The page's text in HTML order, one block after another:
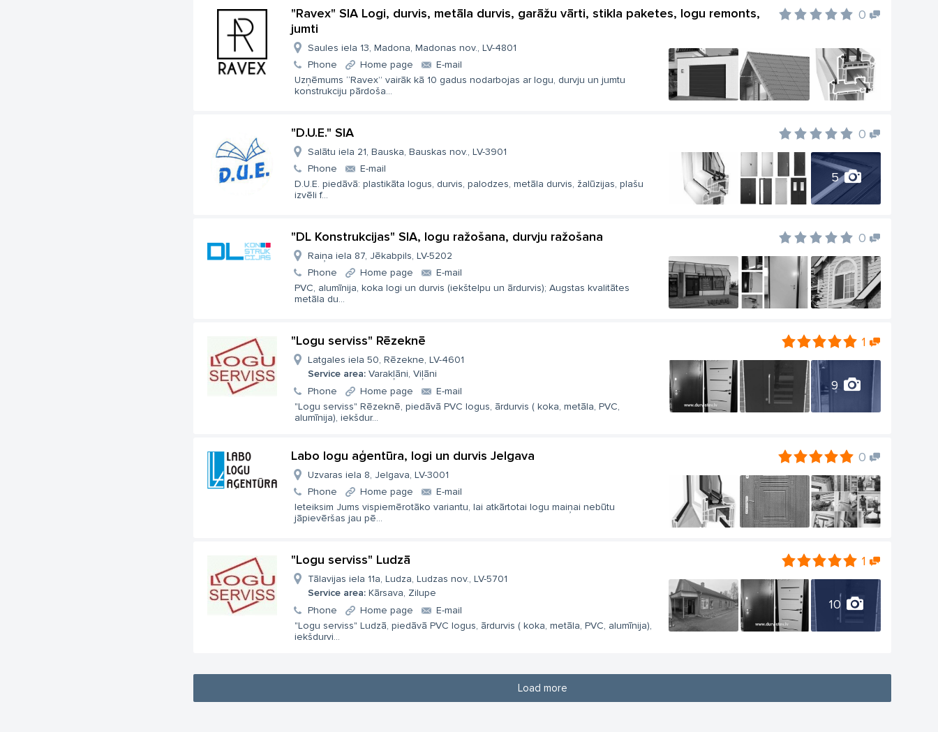
"Ravex" SIA Logi, durvis, metāla durvis, garāžu vārti, stikla paketes, logu remonts,
jumti
0
Saules iela 13, Madona, Madonas nov., LV-4801
Phone
Home page
E-mail
Uzņēmums “Ravex” vairāk kā 10 gadus nodarbojas ar logu, durvju un jumtu
konstrukciju pārdoša...
"D.U.E." SIA 0
5
Salātu iela 21, Bauska, Bauskas nov., LV-3901
Phone
E-mail
D.U.E. piedāvā: plastikāta logus, durvis, palodzes, metāla durvis, žalūzijas, plašu
izvēli f...
"DL Konstrukcijas" SIA, logu ražošana, durvju ražošana 0
Raiņa iela 87, Jēkabpils, LV-5202
Phone
Home page
E-mail
PVC, alumīnija, koka logi un durvis (iekštelpu un ārdurvis); Augstas kvalitātes
metāla du...
"Logu serviss" Rēzeknē 1
9
Latgales iela 50, Rēzekne, LV-4601
Service area: Varakļāni, Viļāni
Phone
Home page
E-mail
"Logu serviss" Rēzeknē, piedāvā PVC logus, ārdurvis ( koka, metāla, PVC,
alumīnija), iekšdur...
Labo logu aģentūra, logi un durvis Jelgava 0
Uzvaras iela 8, Jelgava, LV-3001
Phone
Home page
E-mail
Ieteiksim Jums vispiemērotāko variantu, lai atkārtotai logu maiņai nebūtu
jāpievēršas jau pē...
"Logu serviss" Ludzā 1
10
Tālavijas iela 11a, Ludza, Ludzas nov., LV-5701
Service area: Kārsava, Zilupe
Phone
Home page
E-mail
"Logu serviss" Ludzā, piedāvā PVC logus, ārdurvis ( koka, metāla, PVC, alumīnija),
iekšdurvi...
Load more